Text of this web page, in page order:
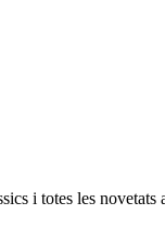
i totes les novetats